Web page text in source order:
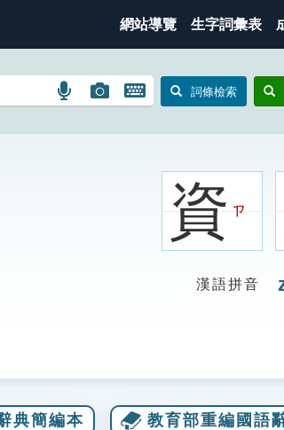
網站導覽 生字詞彙表
語
搜
圖
搜
開
鍵
詞條檢索
資ㄗ
漢語拼音
典簡編本 教育部重編國語